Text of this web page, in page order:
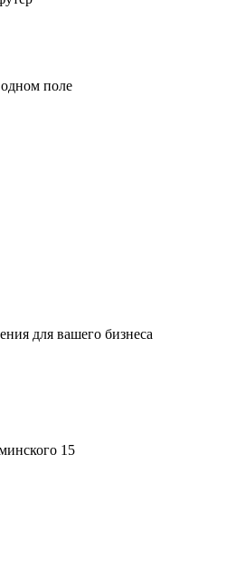
поле
для вашего бизнеса
15